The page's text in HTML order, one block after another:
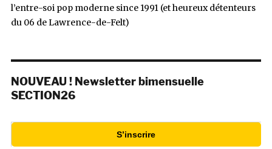
l’entre-soi pop moderne since 1991 (et heureux détenteurs
du 06 de Lawrence-de-Felt)
NOUVEAU ! Newsletter bimensuelle
SECTION26
S’inscrire